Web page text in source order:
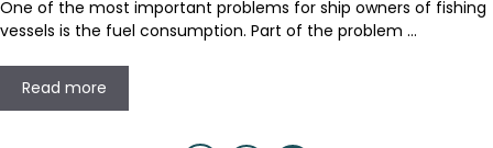
One of the most important problems for ship owners of fishing
vessels is the fuel consumption. Part of the problem …
Read more